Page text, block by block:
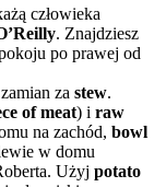
człowieka
. Znajdziesz
po prawej od
za stew.
of meat) i raw
na zachód, bowl
w domu
Użyj potato